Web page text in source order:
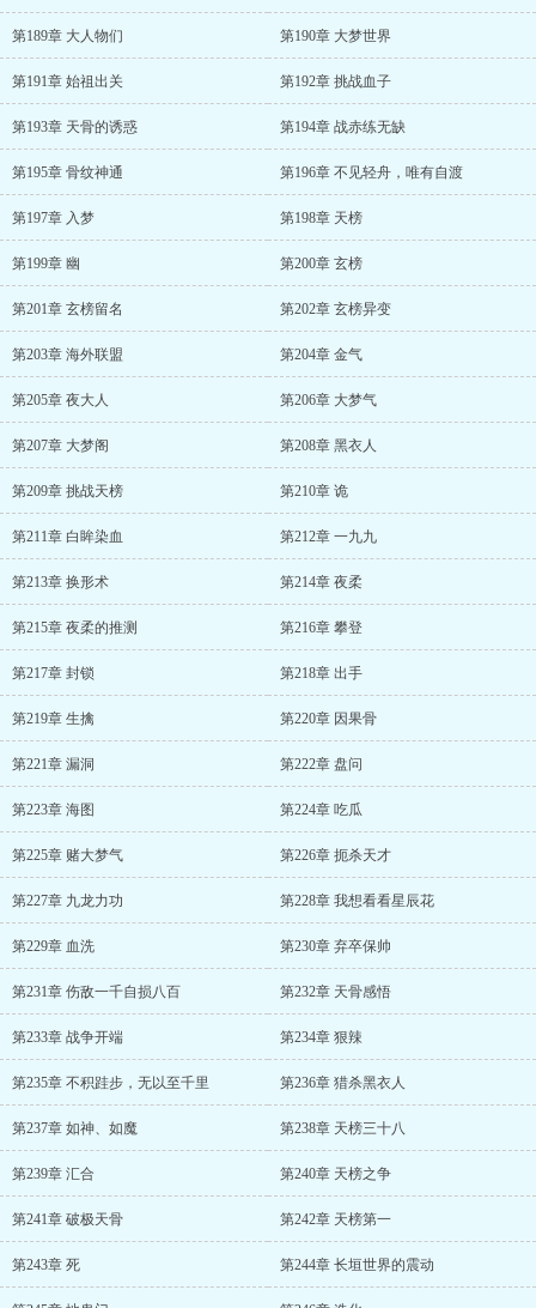
第189章 大人物们 第190章 大梦世界
第191章 始祖出关 第192章 挑战血子
第193章 天骨的诱惑 第194章 战赤练无缺
第195章 骨纹神通 第196章 不见轻舟，唯有自渡
第197章 入梦 第198章 天榜
第199章 幽 第200章 玄榜
第201章 玄榜留名 第202章 玄榜异变
第203章 海外联盟 第204章 金气
第205章 夜大人 第206章 大梦气
第207章 大梦阁 第208章 黑衣人
第209章 挑战天榜 第210章 诡
第211章 白眸染血 第212章 一九九
第213章 换形术 第214章 夜柔
第215章 夜柔的推测 第216章 攀登
第217章 封锁 第218章 出手
第219章 生擒 第220章 因果骨
第221章 漏洞 第222章 盘问
第223章 海图 第224章 吃瓜
第225章 赌大梦气 第226章 扼杀天才
第227章 九龙力功 第228章 我想看看星辰花
第229章 血洗 第230章 弃卒保帅
第231章 伤敌一千自损八百 第232章 天骨感悟
第233章 战争开端 第234章 狠辣
第235章 不积跬步，无以至千里 第236章 猎杀黑衣人
第237章 如神、如魔 第238章 天榜三十八
第239章 汇合 第240章 天榜之争
第241章 破极天骨 第242章 天榜第一
第243章 死 第244章 长垣世界的震动